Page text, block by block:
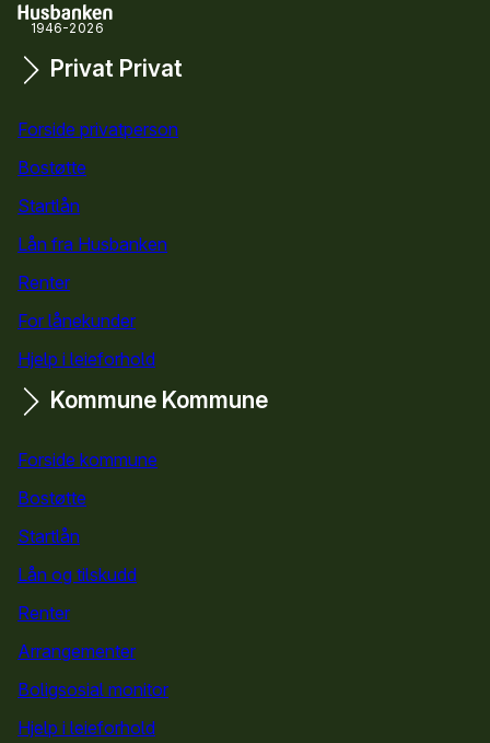
1946-2026
Snarveier
Privat Privat
Forside privatperson
Bostøtte
Startlån
Lån fra Husbanken
Renter
For lånekunder
Hjelp i leieforhold
Kommune Kommune
Forside kommune
Bostøtte
Startlån
Lån og tilskudd
Renter
Arrangementer
Boligsosial monitor
Hjelp i leieforhold